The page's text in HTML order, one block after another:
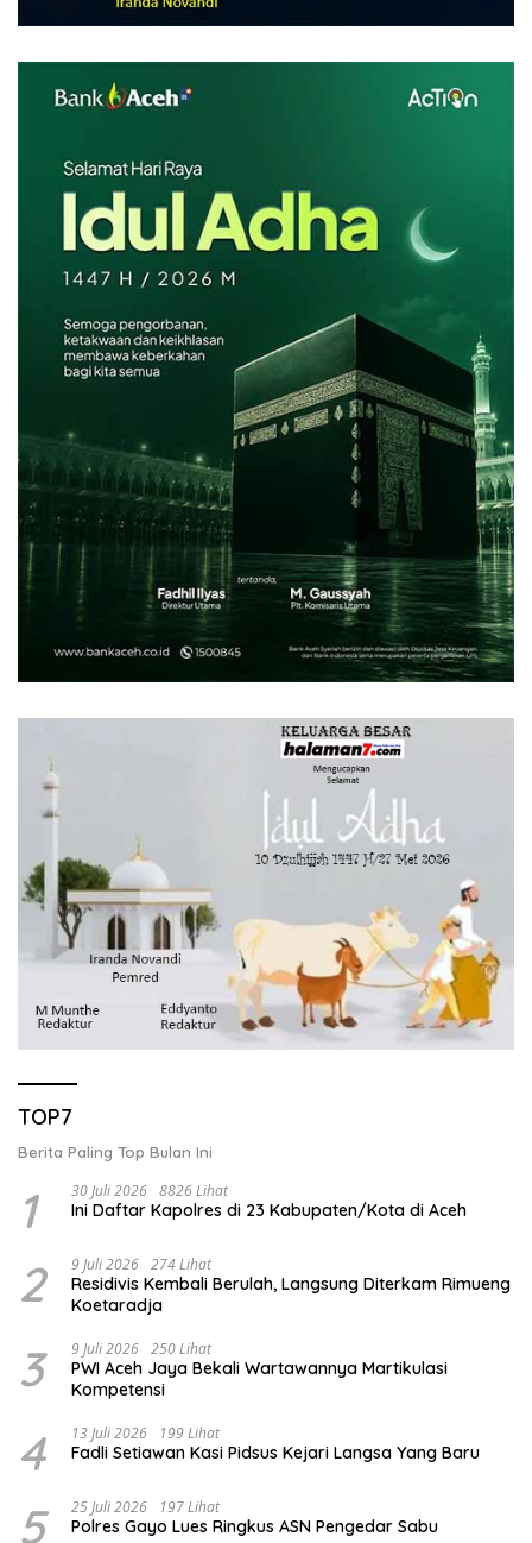
TOP7
Berita Paling Top Bulan Ini
1 30 Juli 2026 8826 Lihat
Ini Daftar Kapolres di 23 Kabupaten/Kota di Aceh
2 9 Juli 2026 274 Lihat
Residivis Kembali Berulah, Langsung Diterkam Rimueng
Koetaradja
3 9 Juli 2026 250 Lihat
PWI Aceh Jaya Bekali Wartawannya Martikulasi
Kompetensi
4 13 Juli 2026 199 Lihat
Fadli Setiawan Kasi Pidsus Kejari Langsa Yang Baru
5 25 Juli 2026 197 Lihat
Polres Gayo Lues Ringkus ASN Pengedar Sabu